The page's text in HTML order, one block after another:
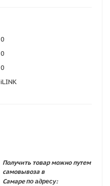
0
0
0
iLINK
Получить товар можно путем
самовывоза в
Самарепо адресу: